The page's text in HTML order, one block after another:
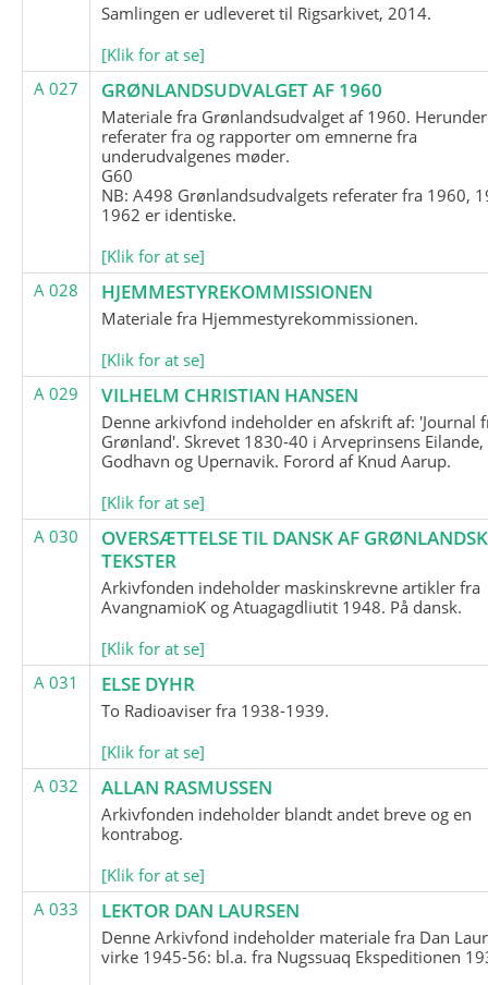
Samlingen er udleveret til Rigsarkivet, 2014.
[Klik for at se]
A 027
GRØNLANDSUDVALGET AF 1960
Materiale fra Grønlandsudvalget af 1960. Herunder
referater fra og rapporter om emnerne fra
underudvalgenes møder.
G60
NB: A498 Grønlandsudvalgets referater fra 1960,
1962 er identiske.
[Klik for at se]
A 028
HJEMMESTYREKOMMISSIONEN
Materiale fra Hjemmestyrekommissionen.
[Klik for at se]
A 029
VILHELM CHRISTIAN HANSEN
Denne arkivfond indeholder en afskrift af: 'Journal
Grønland'. Skrevet 1830-40 i Arveprinsens Eilande,
Godhavn og Upernavik. Forord af Knud Aarup.
[Klik for at se]
A 030
OVERSÆTTELSE TIL DANSK AF
TEKSTER
Arkivfonden indeholder maskinskrevne artikler fra
AvangnamioK og Atuagagdliutit 1948. På dansk.
[Klik for at se]
A 031
ELSE DYHR
To Radioaviser fra 1938-1939.
[Klik for at se]
A 032
ALLAN RASMUSSEN
Arkivfonden indeholder blandt andet breve og en
kontrabog.
[Klik for at se]
A 033
LEKTOR DAN LAURSEN
Denne Arkivfond indeholder materiale fra Dan
virke 1945-56: bl.a. fra Nugssuaq Ekspeditionen